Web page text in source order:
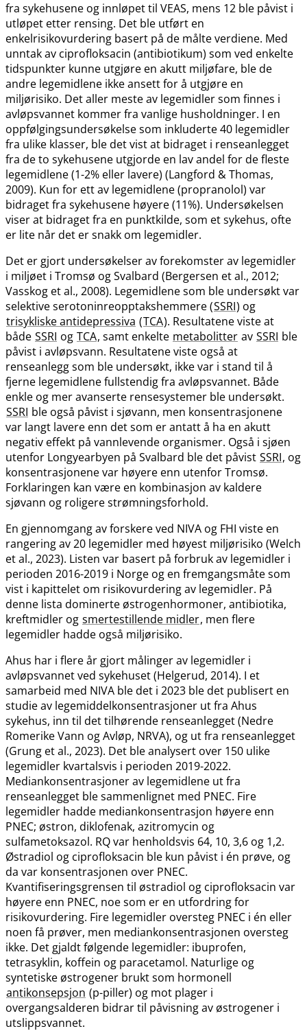
fra sykehusene og innløpet til VEAS, mens 12 ble påvist i
utløpet etter rensing. Det ble utført en
enkelrisikovurdering basert på de målte verdiene. Med
unntak av ciprofloksacin (antibiotikum) som ved enkelte
tidspunkter kunne utgjøre en akutt miljøfare, ble de
andre legemidlene ikke ansett for å utgjøre en
miljørisiko. Det aller meste av legemidler som finnes i
avløpsvannet kommer fra vanlige husholdninger. I en
oppfølgingsundersøkelse som inkluderte 40 legemidler
fra ulike klasser, ble det vist at bidraget i renseanlegget
fra de to sykehusene utgjorde en lav andel for de fleste
legemidlene (1-2% eller lavere) (Langford & Thomas,
2009). Kun for ett av legemidlene (propranolol) var
bidraget fra sykehusene høyere (11%). Undersøkelsen
viser at bidraget fra en punktkilde, som et sykehus, ofte
er lite når det er snakk om legemidler.
Det er gjort undersøkelser av forekomster av legemidler
i miljøet i Tromsø og Svalbard (Bergersen et al., 2012;
Vasskog et al., 2008). Legemidlene som ble undersøkt var
selektive serotoninreopptakshemmere (SSRI) og
trisykliske antidepressiva (TCA). Resultatene viste at
både SSRI og TCA, samt enkelte metabolitter av SSRI ble
påvist i avløpsvann. Resultatene viste også at
renseanlegg som ble undersøkt, ikke var i stand til å
fjerne legemidlene fullstendig fra avløpsvannet. Både
enkle og mer avanserte rensesystemer ble undersøkt.
SSRI ble også påvist i sjøvann, men konsentrasjonene
var langt lavere enn det som er antatt å ha en akutt
negativ effekt på vannlevende organismer. Også i sjøen
utenfor Longyearbyen på Svalbard ble det påvist SSRI, og
konsentrasjonene var høyere enn utenfor Tromsø.
Forklaringen kan være en kombinasjon av kaldere
sjøvann og roligere strømningsforhold.
En gjennomgang av forskere ved NIVA og FHI viste en
rangering av 20 legemidler med høyest miljørisiko (Welch
et al., 2023). Listen var basert på forbruk av legemidler i
perioden 2016-2019 i Norge og en fremgangsmåte som
vist i kapittelet om risikovurdering av legemidler. På
denne lista dominerte østrogenhormoner, antibiotika,
kreftmidler og smertestillende midler, men flere
legemidler hadde også miljørisiko.
Ahus har i flere år gjort målinger av legemidler i
avløpsvannet ved sykehuset (Helgerud, 2014). I et
samarbeid med NIVA ble det i 2023 ble det publisert en
studie av legemiddelkonsentrasjoner ut fra Ahus
sykehus, inn til det tilhørende renseanlegget (Nedre
Romerike Vann og Avløp, NRVA), og ut fra renseanlegget
(Grung et al., 2023). Det ble analysert over 150 ulike
legemidler kvartalsvis i perioden 2019-2022.
Mediankonsentrasjoner av legemidlene ut fra
renseanlegget ble sammenlignet med PNEC. Fire
legemidler hadde mediankonsentrasjon høyere enn
PNEC; østron, diklofenak, azitromycin og
sulfametoksazol. RQ var henholdsvis 64, 10, 3,6 og 1,2.
Østradiol og ciprofloksacin ble kun påvist i én prøve, og
da var konsentrasjonen over PNEC.
Kvantifiseringsgrensen til østradiol og ciprofloksacin var
høyere enn PNEC, noe som er en utfordring for
risikovurdering. Fire legemidler oversteg PNEC i én eller
noen få prøver, men mediankonsentrasjonen oversteg
ikke. Det gjaldt følgende legemidler: ibuprofen,
tetrasyklin, koffein og paracetamol. Naturlige og
syntetiske østrogener brukt som hormonell
antikonsepsjon (p-piller) og mot plager i
overgangsalderen bidrar til påvisning av østrogener i
utslippsvannet.